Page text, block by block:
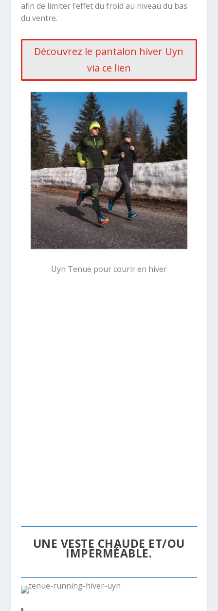
afin de limiter l’effet du froid au niveau du bas
du ventre.
Découvrez le pantalon hiver Uyn
via ce lien
Uyn Tenue pour courir en hiver
UNE VESTE CHAUDE ET/OU
IMPERMÉABLE.